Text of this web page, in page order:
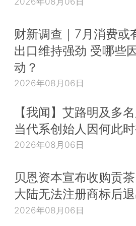
财新调查｜7月消费或
出口维持强劲 受哪些
动？
2026年08月06日
【我闻】艾路明及多
当代系创始人因何此
2026年08月06日
贝恩资本宣布收购贡
大陆无法注册商标后
2026年08月06日